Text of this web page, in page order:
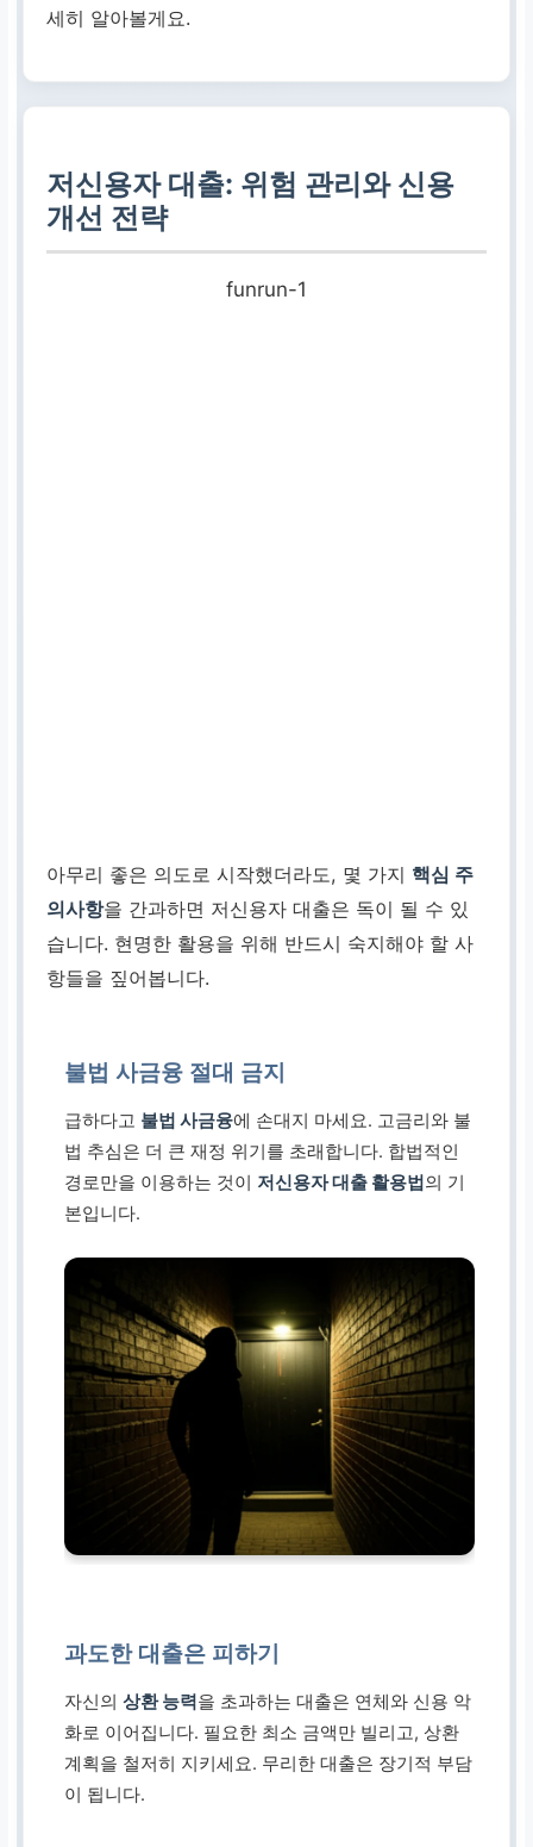
세히 알아볼게요.
저신용자 대출: 위험 관리와 신용
개선 전략
funrun-1
아무리 좋은 의도로 시작했더라도, 몇 가지 핵심 주
의사항을 간과하면 저신용자 대출은 독이 될 수 있
습니다. 현명한 활용을 위해 반드시 숙지해야 할 사
항들을 짚어봅니다.
불법 사금융 절대 금지
급하다고 불법 사금융에 손대지 마세요. 고금리와 불
법 추심은 더 큰 재정 위기를 초래합니다. 합법적인
경로만을 이용하는 것이 저신용자 대출 활용법의 기
본입니다.
과도한 대출은 피하기
자신의상환 능력을 초과하는 대출은 연체와 신용 악
화로 이어집니다. 필요한 최소 금액만 빌리고, 상환
계획을 철저히 지키세요. 무리한 대출은 장기적 부담
이 됩니다.